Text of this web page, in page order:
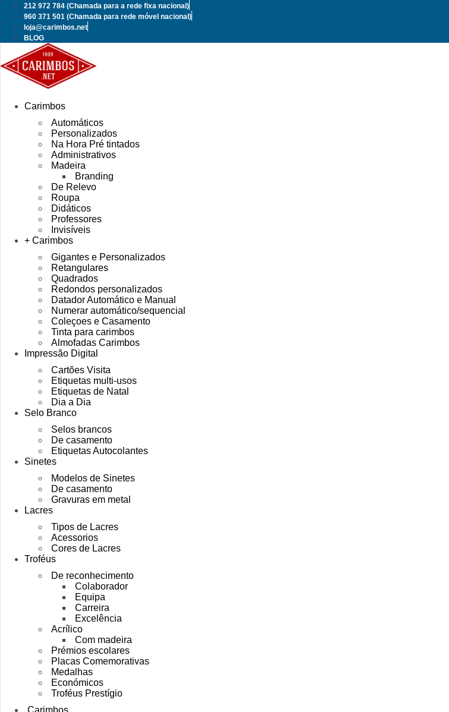
Pular
para
conteúdo
212 972 784 (Chamada para a rede fixa nacional)
960 371 501 (Chamada para rede móvel nacional)
loja@carimbos.net
BLOG
Carimbos
Automáticos
Personalizados
Na Hora Pré tintados
Administrativos
Madeira
Branding
De Relevo
Roupa
Didáticos
Professores
Invisíveis
+ Carimbos
Gigantes e Personalizados
Retangulares
Quadrados
Redondos personalizados
Datador Automático e Manual
Numerar automático/sequencial
Coleçoes e Casamento
Tinta para carimbos
Almofadas Carimbos
Impressão Digital
Cartões Visita
Etiquetas multi-usos
Etiquetas de Natal
Dia a Dia
Selo Branco
Selos brancos
De casamento
Etiquetas Autocolantes
Sinetes
Modelos de Sinetes
De casamento
Gravuras em metal
Lacres
Tipos de Lacres
Acessorios
Cores de Lacres
Troféus
De reconhecimento
Colaborador
Equipa
Carreira
Excelência
Acrílico
Com madeira
Prémios escolares
Placas Comemorativas
Medalhas
Económicos
Troféus Prestígio